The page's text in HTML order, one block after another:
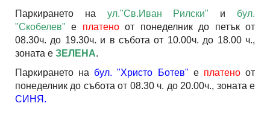
Паркирането на ул."Св.Иван Рилски" и бул.
"Скобелев" е платеноот понеделник до петък от
08.30ч. до 19.30ч. и в събота от 10.00ч. до 18.00 ч.,
зоната е ЗЕЛЕНА.
Паркирането на бул. "Христо Ботев" е платеноот
понеделник до събота от 08.30 ч. до 20.00ч., зоната е
СИНЯ.